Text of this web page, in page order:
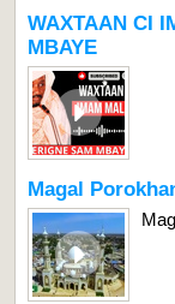
WAXTAAN CI
MBAYE
Magal